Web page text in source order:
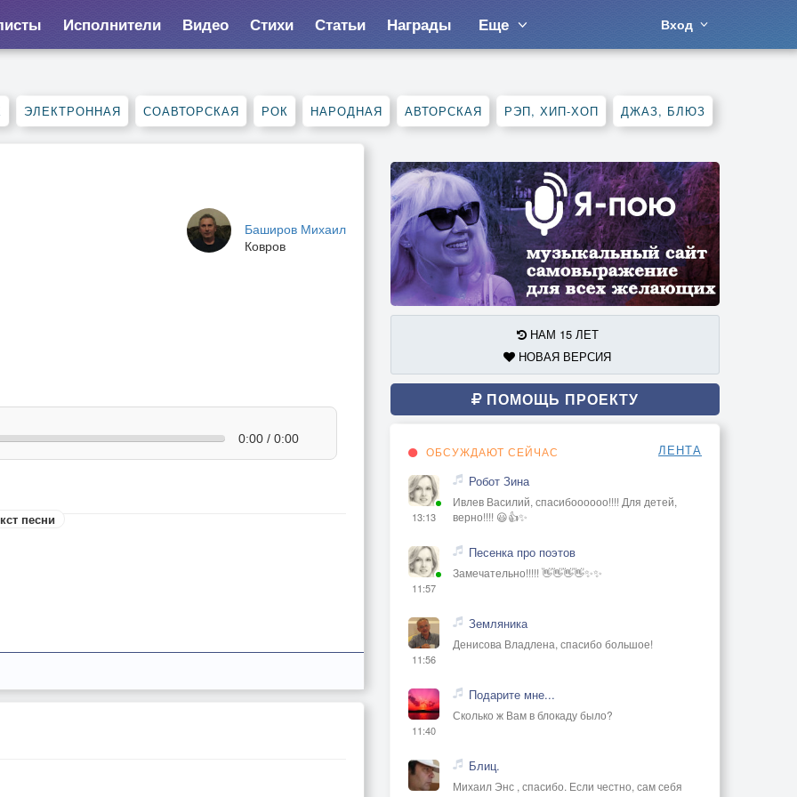
Исполнители Видео Стихи Статьи Награды Еще Вход
ЭЛЕКТРОННАЯ СОАВТОРСКАЯ РОК НАРОДНАЯ АВТОРСКАЯ РЭП, ХИП-ХОП ДЖАЗ, БЛЮЗ
Баширов Михаил
Ковров
0:00 / 0:00
песни
НАМ 15 ЛЕТ
НОВАЯ ВЕРСИЯ
ПОМОЩЬ ПРОЕКТУ
ОБСУЖДАЮТ СЕЙЧАС ЛЕНТА
13:13
Робот Зина
Ивлев Василий, спасибоооооо!!!! Для детей,
верно!!!! 😃👍✨
11:57
Песенка про поэтов
Замечательно!!!!! 👋👋👋👋✨✨
11:56
Земляника
Денисова Владлена, спасибо большое!
11:40
Подарите мне...
Сколько ж Вам в блокаду было?
Блиц.
Михаил Энс , спасибо. Если честно, сам себя